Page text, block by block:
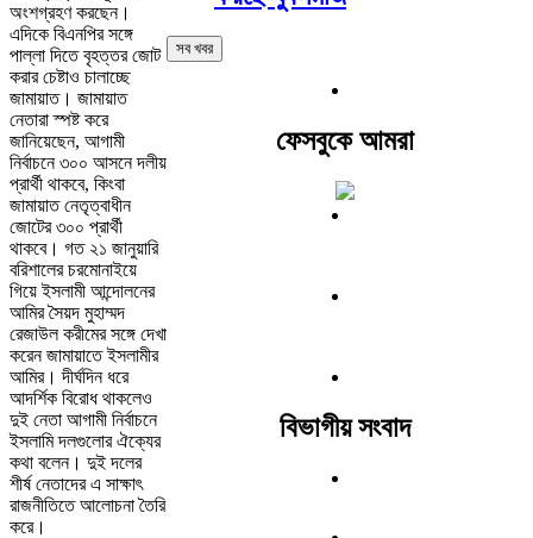
অংশগ্রহণ করছেন।
এদিকে বিএনপির সঙ্গে
পাল্লা দিতে বৃহত্তর জোট
করার চেষ্টাও চালাচ্ছে
জামায়াত। জামায়াত
নেতারা স্পষ্ট করে
জানিয়েছেন, আগামী
নির্বাচনে ৩০০ আসনে দলীয়
প্রার্থী থাকবে, কিংবা
জামায়াত নেতৃত্বাধীন
জোটের ৩০০ প্রার্থী
থাকবে। গত ২১ জানুয়ারি
বরিশালের চরমোনাইয়ে
গিয়ে ইসলামী আন্দোলনের
আমির সৈয়দ মুহাম্মদ
রেজাউল করীমের সঙ্গে দেখা
করেন জামায়াতে ইসলামীর
আমির। দীর্ঘদিন ধরে
আদর্শিক বিরোধ থাকলেও
দুই নেতা আগামী নির্বাচনে
ইসলামি দলগুলোর ঐক্যের
কথা বলেন। দুই দলের
শীর্ষ নেতাদের এ সাক্ষাৎ
রাজনীতিতে আলোচনা তৈরি
করে।
সব খবর
ফেসবুকে আমরা
বিভাগীয় সংবাদ